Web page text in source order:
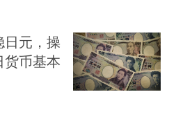
日元，操
货币基本